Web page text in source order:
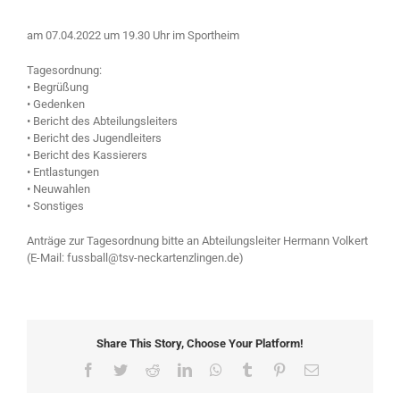
am 07.04.2022 um 19.30 Uhr im Sportheim
Tagesordnung:
• Begrüßung
• Gedenken
• Bericht des Abteilungsleiters
• Bericht des Jugendleiters
• Bericht des Kassierers
• Entlastungen
• Neuwahlen
• Sonstiges
Anträge zur Tagesordnung bitte an Abteilungsleiter Hermann Volkert
(E-Mail: fussball@tsv-neckartenzlingen.de)
Share This Story, Choose Your Platform!
Facebook
TwitterRedditLinkedInWhatsApp
Tumblr PinterestEmail